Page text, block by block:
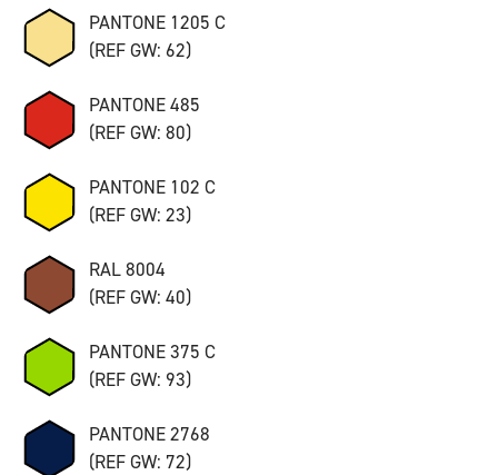
PANTONE 1205 C
(REF GW: 62)
PANTONE 485
(REF GW: 80)
PANTONE 102 C
(REF GW: 23)
RAL 8004
(REF GW: 40)
PANTONE 375 C
(REF GW: 93)
PANTONE 2768
(REF GW: 72)